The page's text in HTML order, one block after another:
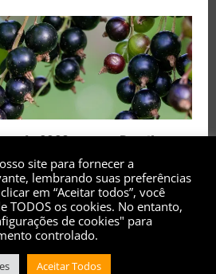
de 2026 rara no Brasil
- 2026 - Todos os direitos
site para fornecer a
lembrando suas preferências
em “Aceitar todos”, você
TODOS os cookies. No entanto,
de cookies" para
controlado.
Aceitar Todos